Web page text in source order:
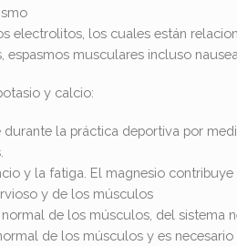
electrolitos, los cuales están
musculares incluso
y calcio:
la práctica deportiva por
y la fatiga. El magnesio
y de los músculos
de los músculos, del sistema
de los músculos y es